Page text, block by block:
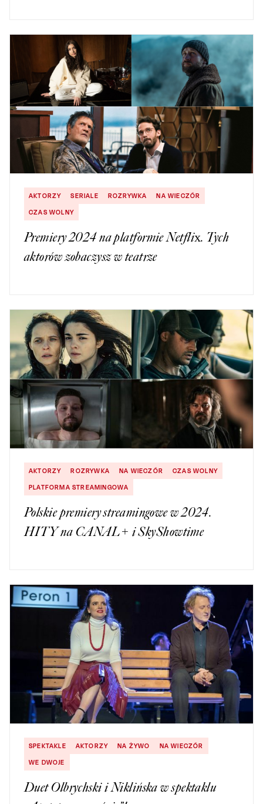
AKTORZY SERIALE ROZRYWKA
NA WIECZÓR
CZAS WOLNY
Premiery 2024 na platformie Netflix. Tych
aktorów zobaczysz w teatrze
AKTORZY ROZRYWKA NA WIECZÓR
CZAS WOLNY
PLATFORMA STREAMINGOWA
Polskie premiery streamingowe w 2024.
HITY na CANAL+ i SkyShowtime
SPEKTAKLE AKTORZY NA ŻYWO
NA WIECZÓR
WE DWOJE
Duet Olbrychski i Niklińska w spektaklu